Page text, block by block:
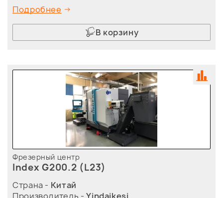
Подробнее
В корзину
Фрезерный центр
Index G200.2 (L23)
Страна - Китай